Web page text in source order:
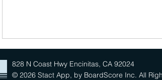
828 N Coast Hwy Encinitas, CA 92024
© 2026 Stact App, by BoardScore Inc. All